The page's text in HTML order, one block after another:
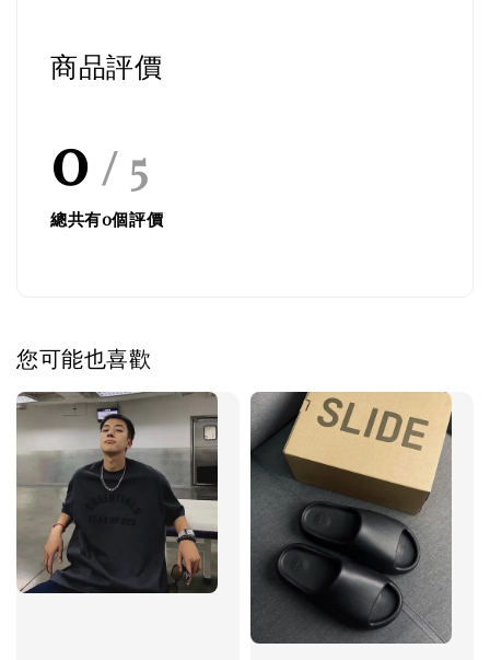
商品評價
0 / 5
總共有0個評價
您可能也喜歡